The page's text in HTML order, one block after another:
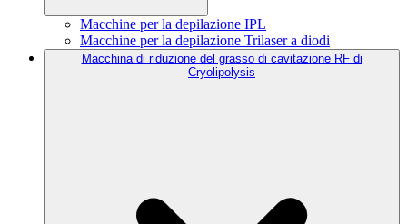
Macchine per la depilazione IPL
Macchine per la depilazione Trilaser a diodi
Macchina di riduzione del grasso di cavitazione RF di
Cryolipolysis